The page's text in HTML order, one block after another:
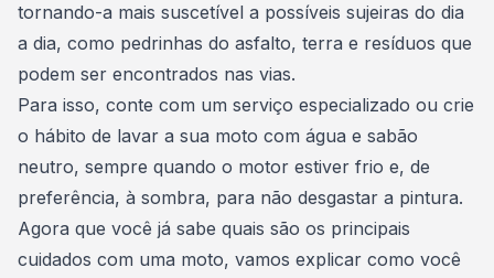
tornando-a mais suscetível a possíveis sujeiras do dia
a dia, como pedrinhas do asfalto, terra e resíduos que
podem ser encontrados nas vias.
Para isso, conte com um serviço especializado ou crie
o hábito de lavar a sua moto com água e sabão
neutro, sempre quando o motor estiver frio e, de
preferência, à sombra, para não desgastar a pintura.
Agora que você já sabe quais são os principais
cuidados com uma moto, vamos explicar como você